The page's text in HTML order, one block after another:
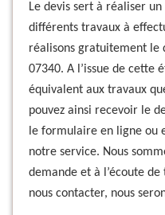
Le devis sert à réaliser
différents travaux à
réalisons gratuitement le
07340. A l’issue de cette
équivalent aux travaux
pouvez ainsi recevoir le
le formulaire en ligne ou
notre service. Nous
demande et à l’écoute de
nous contacter, nous